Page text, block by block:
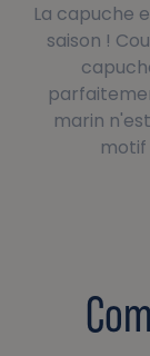
La capuche
saison !
marin
motif